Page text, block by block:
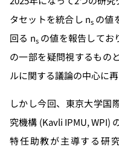
タセットを統合し ns の値
回る nsの値を報告してお
の一部を疑問視するもの
ルに関する議論の中心に
しかし今回、東京大学国
究機構 (Kavli IPMU, WPI)
特任助教が主導する研